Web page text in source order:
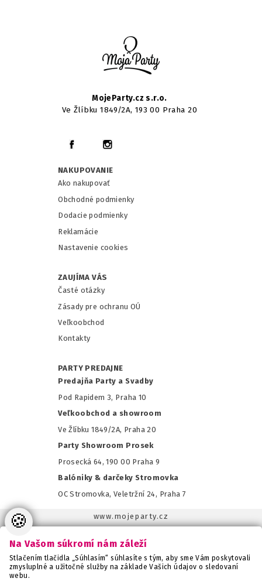
MojeParty.cz s.r.o.
Ve Žlíbku 1849/2A, 193 00 Praha 20
NAKUPOVANIE
Ako nakupovať
Obchodné podmienky
Dodacie podmienky
Reklamácie
Nastavenie cookies
ZAUJÍMA VÁS
Časté otázky
Zásady pre ochranu OÚ
Veľkoobchod
Kontakty
PARTY PREDAJNE
Predajňa Party a Svadby
Pod Rapidem 3, Praha 10
Veľkoobchod a showroom
Ve Žlíbku 1849/2A, Praha 20
Party Showroom Prosek
Prosecká 64, 190 00 Praha 9
Balóniky & darčeky Stromovka
OC Stromovka, Veletržní 24, Praha 7
www.mojeparty.cz
www.svatebnivyzdoba.cz
www.detskaparty.cz
🍪
Na Vašom súkromí nám záleží
Stlačením tlačidla „Súhlasím“ súhlasíte s tým, aby sme Vám poskytovali
zmysluplné a užitočné služby na základe Vašich údajov o sledovaní
webu.